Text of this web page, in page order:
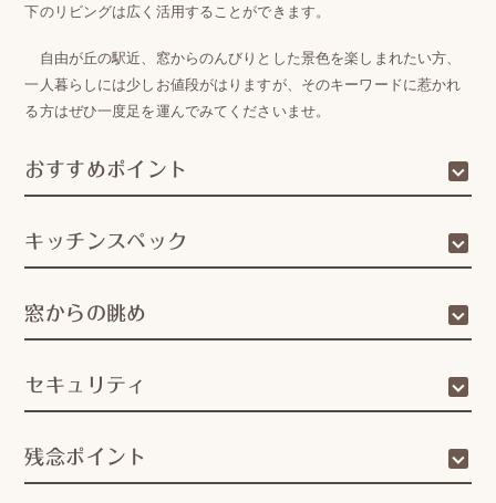
下のリビングは広く活用することができます。
自由が丘の駅近、窓からのんびりとした景色を楽しまれたい方、
一人暮らしには少しお値段がはりますが、そのキーワードに惹かれ
る方はぜひ一度足を運んでみてくださいませ。
おすすめポイント
キッチンスペック
窓からの眺め
セキュリティ
残念ポイント